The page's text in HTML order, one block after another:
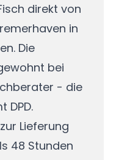
direkt von
in
Die
bei
- die
DPD.
Lieferung
48 Stunden